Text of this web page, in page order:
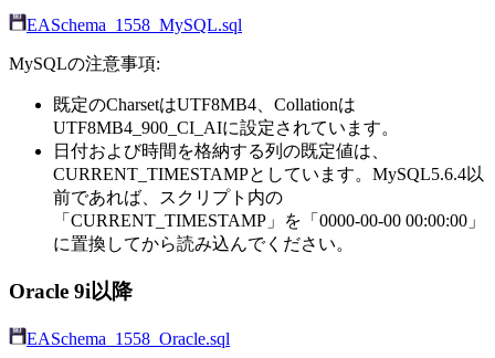
EASchema_1558_MySQL.sql
MySQLの注意事項:
既定のCharsetはUTF8MB4、Collationは
UTF8MB4_900_CI_AIに設定されています。
日付および時間を格納する列の既定値は、
CURRENT_TIMESTAMPとしています。MySQL5.6.4以
前であれば、スクリプト内の
「CURRENT_TIMESTAMP」を「0000-00-00 00:00:00」
に置換してから読み込んでください。
Oracle 9i以降
EASchema_1558_Oracle.sql